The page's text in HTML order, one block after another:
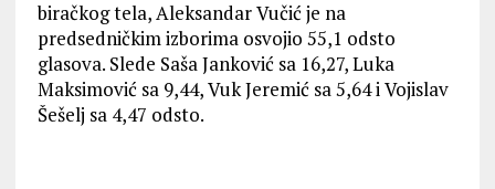
biračkog tela, Aleksandar Vučić je na
predsedničkim izborima osvojio 55,1 odsto
glasova. Slede Saša Janković sa 16,27, Luka
Maksimović sa 9,44, Vuk Jeremić sa 5,64 i Vojislav
Šešelj sa 4,47 odsto.